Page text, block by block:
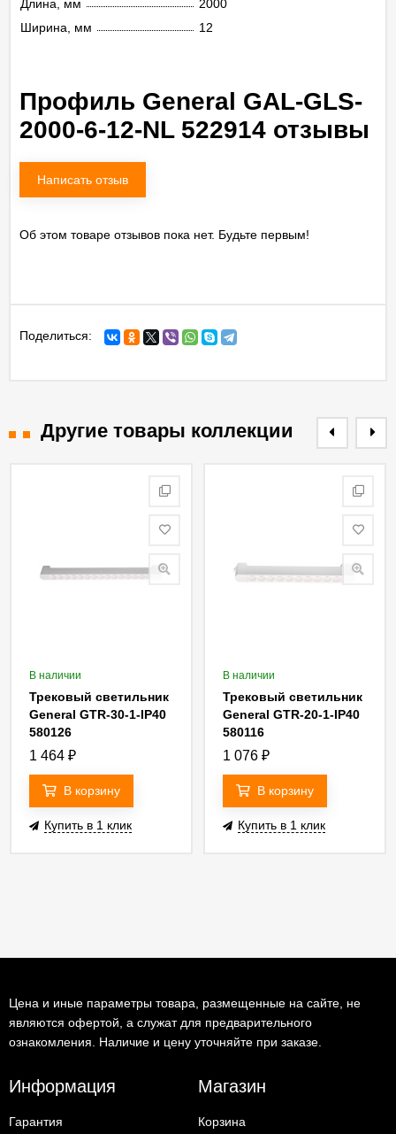
Длина, мм
2000
Ширина, мм
12
Профиль General GAL-GLS-
2000-6-12-NL 522914 отзывы
Написать отзыв
Об этом товаре отзывов пока нет. Будьте первым!
Поделиться:
Другие товары коллекции
В наличии
Трековый светильник
General GTR-30-1-IP40
580126
1 464 ₽
В корзину
Купить в 1 клик
В наличии
Трековый светильник
General GTR-20-1-IP40
580116
1 076 ₽
В корзину
Купить в 1 клик
Цена и иные параметры товара, размещенные на сайте, не
являются офертой, а служат для предварительного
ознакомления. Наличие и цену уточняйте при заказе.
Информация
Гарантия
Магазин
Корзина